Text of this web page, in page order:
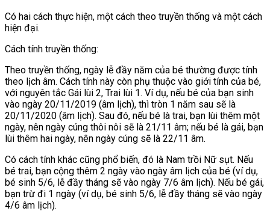
Có hai cách thực hiện, một cách theo truyền thống và một cách
hiện đại.
Cách tính truyền thống:
Theo truyền thống, ngày lễ đầy năm của bé thường được tính
theo lịch âm. Cách tính này còn phụ thuộc vào giới tính của bé,
với nguyên tắc Gái lùi 2, Trai lùi 1. Ví dụ, nếu bé của bạn sinh
vào ngày 20/11/2019 (âm lịch), thì tròn 1 năm sau sẽ là
20/11/2020 (âm lịch). Sau đó, nếu bé là trai, bạn lùi thêm một
ngày, nên ngày cúng thôi nôi sẽ là 21/11 âm; nếu bé là gái, bạn
lùi thêm hai ngày, nên ngày cúng sẽ là 22/11 âm.
Có cách tính khác cũng phổ biến, đó là Nam trồi Nữ sụt. Nếu
bé trai, bạn cộng thêm 2 ngày vào ngày âm lịch của bé (ví dụ,
bé sinh 5/6, lễ đầy tháng sẽ vào ngày 7/6 âm lịch). Nếu bé gái,
bạn trừ đi 1 ngày (ví dụ, bé sinh 5/6, lễ đầy tháng sẽ vào ngày
4/6 âm lịch).